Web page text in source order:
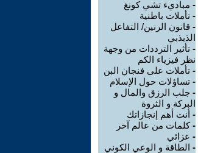
- مباديء تشي كونغ
- تأملات باطنية
- قانون الرنين/ التفاعل
الذبذبي
- تأثير الترددات من وجهة
نظر فيزياء الكم
- تأملات على فنجان البن
- تساؤلات حول الإسلام
- جلب الرزق والمال و
البركة و الثروة
- أنت أهم إنجازاتك
-كلمات من عالم آخر
- عزائي
- الطاقة و الوعي الكوني